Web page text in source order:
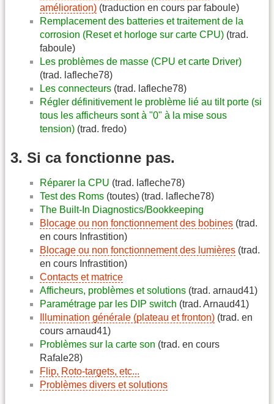
amélioration) (traduction en cours par faboule)
Remplacement des batteries et traitement de la
corrosion (Reset et horloge sur carte CPU) (trad.
faboule)
Les problèmes de masse (CPU et carte Driver)
(trad. lafleche78)
Les connecteurs (trad. lafleche78)
Régler définitivement le problème lié au tilt porte (si
tous les afficheurs sont à "0" à la mise sous
tension) (trad. fredo)
3. Si ca fonctionne pas.
Réparer la CPU (trad. lafleche78)
Test des Roms (toutes) (trad. lafleche78)
The Built-In Diagnostics/Bookkeeping
Blocage ou non fonctionnement des bobines (trad.
en cours Infrastition)
Blocage ou non fonctionnement des lumières (trad.
en cours Infrastition)
Contacts et matrice
Afficheurs, problèmes et solutions (trad. arnaud41)
Paramétrage par les DIP switch (trad. Arnaud41)
Illumination générale (plateau et fronton) (trad. en
cours arnaud41)
Problèmes sur la carte son (trad. en cours
Rafale28)
Flip, Roto-targets, etc...
Problèmes divers et solutions